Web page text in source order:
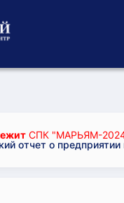
СПК "МАРЬЯМ-
отчет о предприятии